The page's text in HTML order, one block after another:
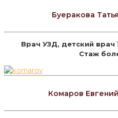
Буеракова
Врач УЗД, детский
Стаж
Комаров